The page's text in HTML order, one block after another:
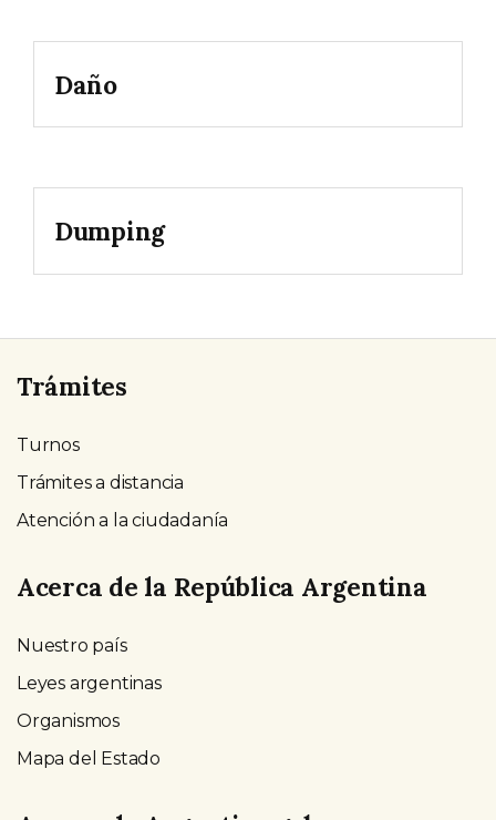
Daño
Dumping
Trámites
Turnos
Trámites a distancia
Atención a la ciudadanía
Acerca de la República Argentina
Nuestro país
Leyes argentinas
Organismos
Mapa del Estado